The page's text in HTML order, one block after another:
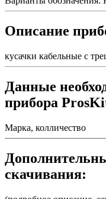
Описание
кусачки кабельные с
Данные
прибора
Марка, колличество
скачивания: